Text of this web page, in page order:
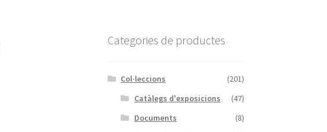
Categories de productes
Col·leccions
(201)
Catàlegs d'exposicions
(47)
Documents
(8)